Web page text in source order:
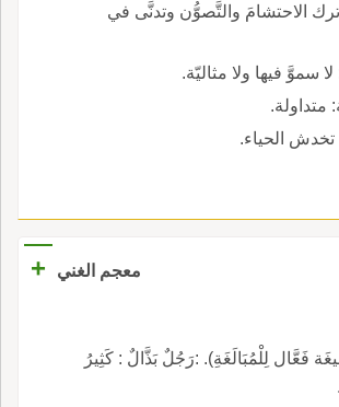
ترك الاحتشامَ والتَّصوُّن وتدنَّى في
سموَّ فيها ولا مثاليّة.
متداولة.
تخدش الحياء.
معجم الغني +
فَعَّال لِلْمُبَالَغَةِ). :رَجُلٌ بَذَّالٌ : كَثِيرُ